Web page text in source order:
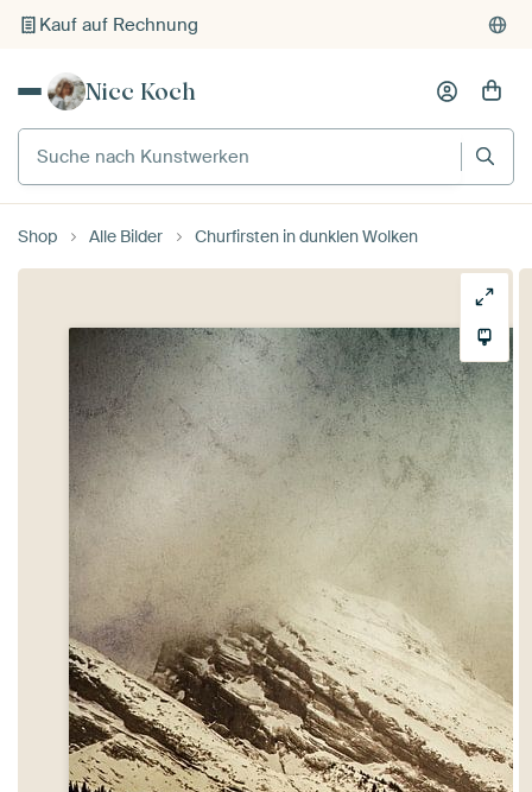
Kauf auf Rechnung
Individueller Druck auf Bestellung
Nicc Koch
Suche nach Kunstwerken
Shop Alle Bilder Churfirsten in dunklen Wolken